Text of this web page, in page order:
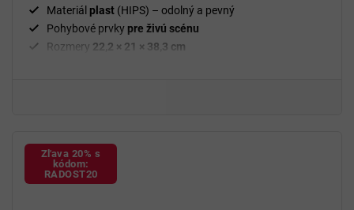
Materiál plast (HIPS) – odolný a pevný
Pohybové prvky pre živú scénu
Rozmery 22,2 × 21 × 38,3 cm
Zľava 20% s
kódom:
RADOST20